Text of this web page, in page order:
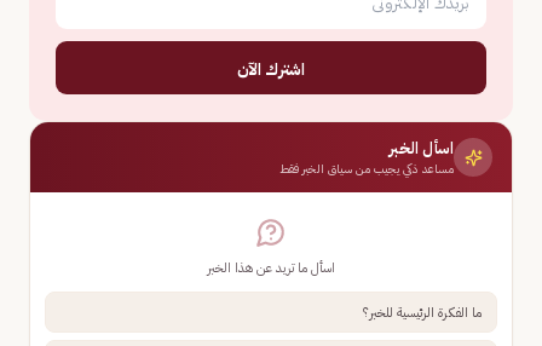
اشترك الآن
اسأل الخبر
مساعد ذكي يجيب من سياق الخبر فقط
اسأل ما تريد عن هذا الخبر
ما الفكرة الرئيسية للخبر؟